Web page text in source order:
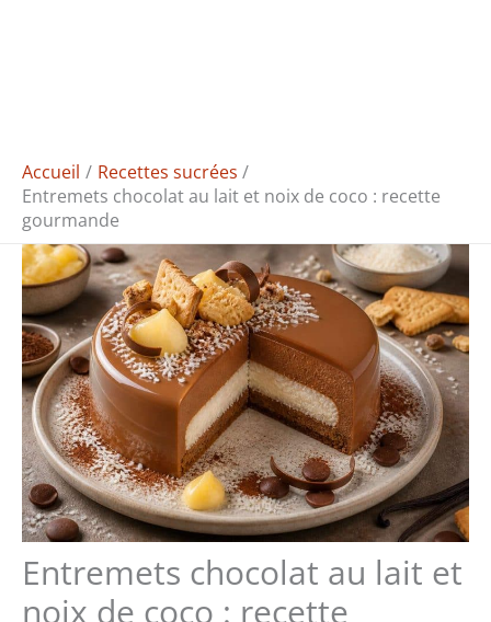
Accueil
Recettes sucrées
Entremets chocolat au lait et noix de coco : recette
gourmande
Entremets chocolat au lait et
noix de coco : recette